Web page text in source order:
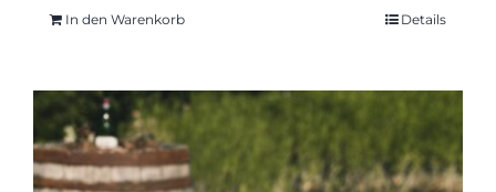
In den Warenkorb Details